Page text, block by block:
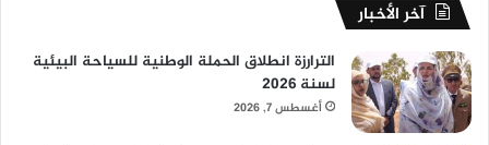
آخر الأخبار
الترارزة انطلاق الحملة الوطنية للسياحة البيئية
لسنة 2026
أغسطس 7, 2026